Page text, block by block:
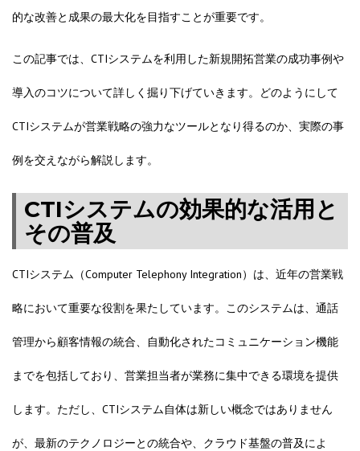
的な改善と成果の最大化を目指すことが重要です。
この記事では、CTIシステムを利用した新規開拓営業の成功事例や
導入のコツについて詳しく掘り下げていきます。どのようにして
CTIシステムが営業戦略の強力なツールとなり得るのか、実際の事
例を交えながら解説します。
CTIシステムの効果的な活用と
その普及
CTIシステム（Computer Telephony Integration）は、近年の営業戦
略において重要な役割を果たしています。このシステムは、通話
管理から顧客情報の統合、自動化されたコミュニケーション機能
までを包括しており、営業担当者が業務に集中できる環境を提供
します。ただし、CTIシステム自体は新しい概念ではありません
が、最新のテクノロジーとの統合や、クラウド基盤の普及によ